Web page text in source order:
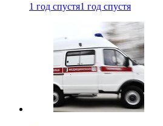
1 год спустя1 год спустя